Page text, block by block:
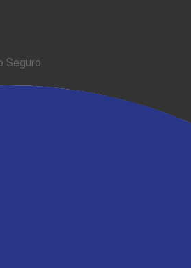
Seguro